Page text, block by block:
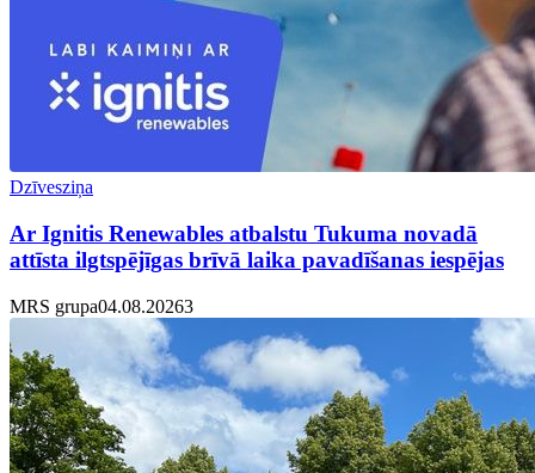
Dzīvesziņa
Ar Ignitis Renewables atbalstu Tukuma novadā
attīsta ilgtspējīgas brīvā laika pavadīšanas iespējas
MRS grupa04.08.20263